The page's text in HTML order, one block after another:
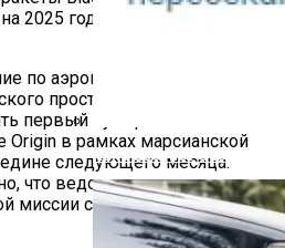
Как Работает Счетчик
по аэронавтике и
пространства (NASA) США
первый пуск ракеты-носителя
Origin в рамках марсианской
следующего месяца.
что ведомство пересмотрело
миссии состоится только в